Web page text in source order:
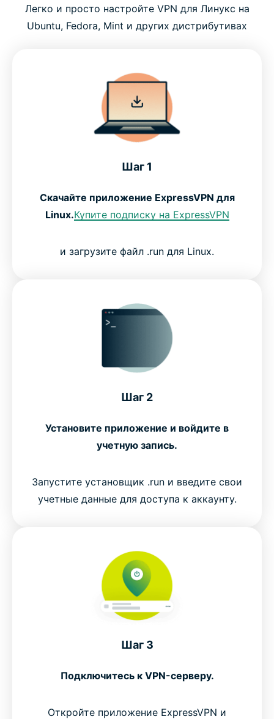
Легко и просто настройте VPN для Линукс на
Ubuntu, Fedora, Mint и других дистрибутивах
Шаг 1
Скачайте приложение ExpressVPN для
Linux.Купите подписку на ExpressVPN
и загрузите файл .run для Linux.
Шаг 2
Установите приложение и войдите в
учетную запись.
Запустите установщик .run и введите свои
учетные данные для доступа к аккаунту.
Шаг 3
Подключитесь к VPN-серверу.
Откройте приложение ExpressVPN и